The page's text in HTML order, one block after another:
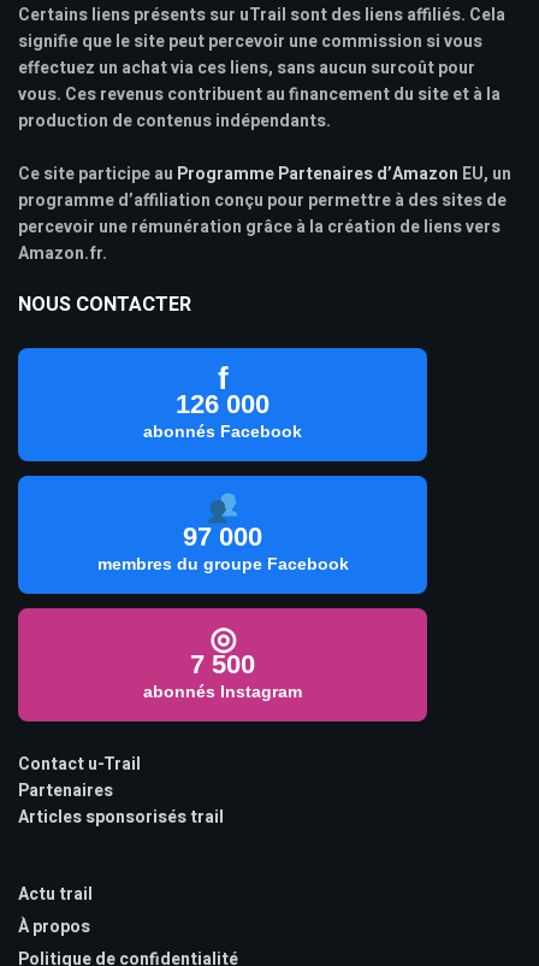
Certains liens présents sur uTrail sont des liens affiliés. Cela
signifie que le site peut percevoir une commission si vous
effectuez un achat via ces liens, sans aucun surcoût pour
vous. Ces revenus contribuent au financement du site et à la
production de contenus indépendants.
Ce site participe au Programme Partenaires d’Amazon EU, un
programme d’affiliation conçu pour permettre à des sites de
percevoir une rémunération grâce à la création de liens vers
Amazon.fr.
NOUS CONTACTER
f
126 000
abonnés Facebook
97 000
membres du groupe Facebook
◎
7 500
abonnés Instagram
Contact u-Trail
Partenaires
Articles sponsorisés trail
Actu trail
À propos
Politique de confidentialité